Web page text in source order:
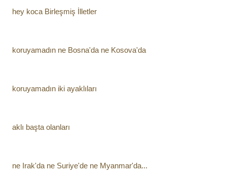
hey koca Birleşmiş İlletler
koruyamadın ne Bosna'da ne Kosova'da
koruyamadın iki ayaklıları
aklı başta olanları
ne Irak'da ne Suriye'de ne Myanmar'da...